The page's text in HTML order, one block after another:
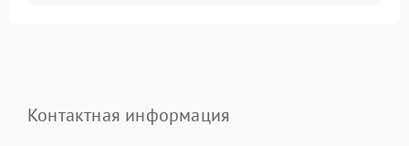
Контактная информация